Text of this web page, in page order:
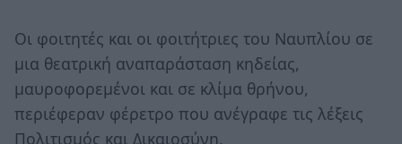
Οι φοιτητές και οι φοιτήτριες του Ναυπλίου σε
μια θεατρική αναπαράσταση κηδείας,
μαυροφορεμένοι και σε κλίμα θρήνου,
περιέφεραν φέρετρο που ανέγραφε τις λέξεις
Πολιτισμός και Δικαιοσύνη.